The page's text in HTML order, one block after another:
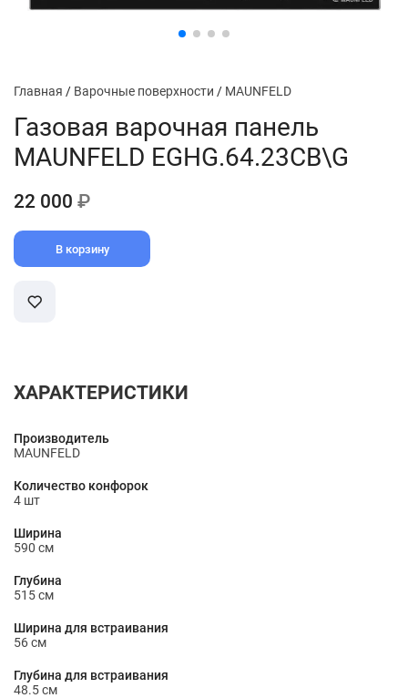
Главная / Варочные поверхности / MAUNFELD
Газовая варочная панель
MAUNFELD EGHG.64.23CB\G
22 000 ₽
В корзину
ХАРАКТЕРИСТИКИ
Производитель
MAUNFELD
Количество конфорок
4 шт
Ширина
590 см
Глубина
515 см
Ширина для встраивания
56 см
Глубина для встраивания
48.5 см